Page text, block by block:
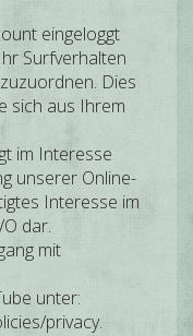
eingeloggt
Surfverhalten
Dies
sich aus Ihrem
im Interesse
unserer Online-
Interesse im
dar.
mit
unter:
privacy.